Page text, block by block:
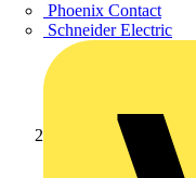
Phoenix Contact
Schneider Electric